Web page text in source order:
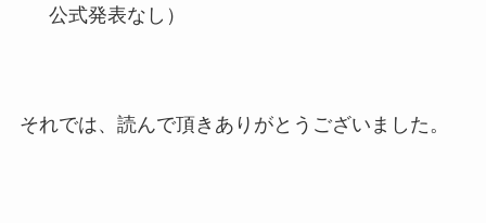
公式発表なし）
それでは、読んで頂きありがとうございました。